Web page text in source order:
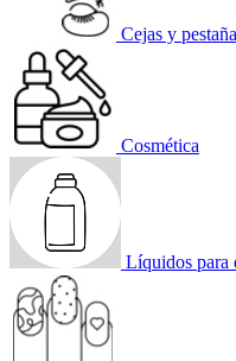
Cejas y
Cosmética
Líquidos para